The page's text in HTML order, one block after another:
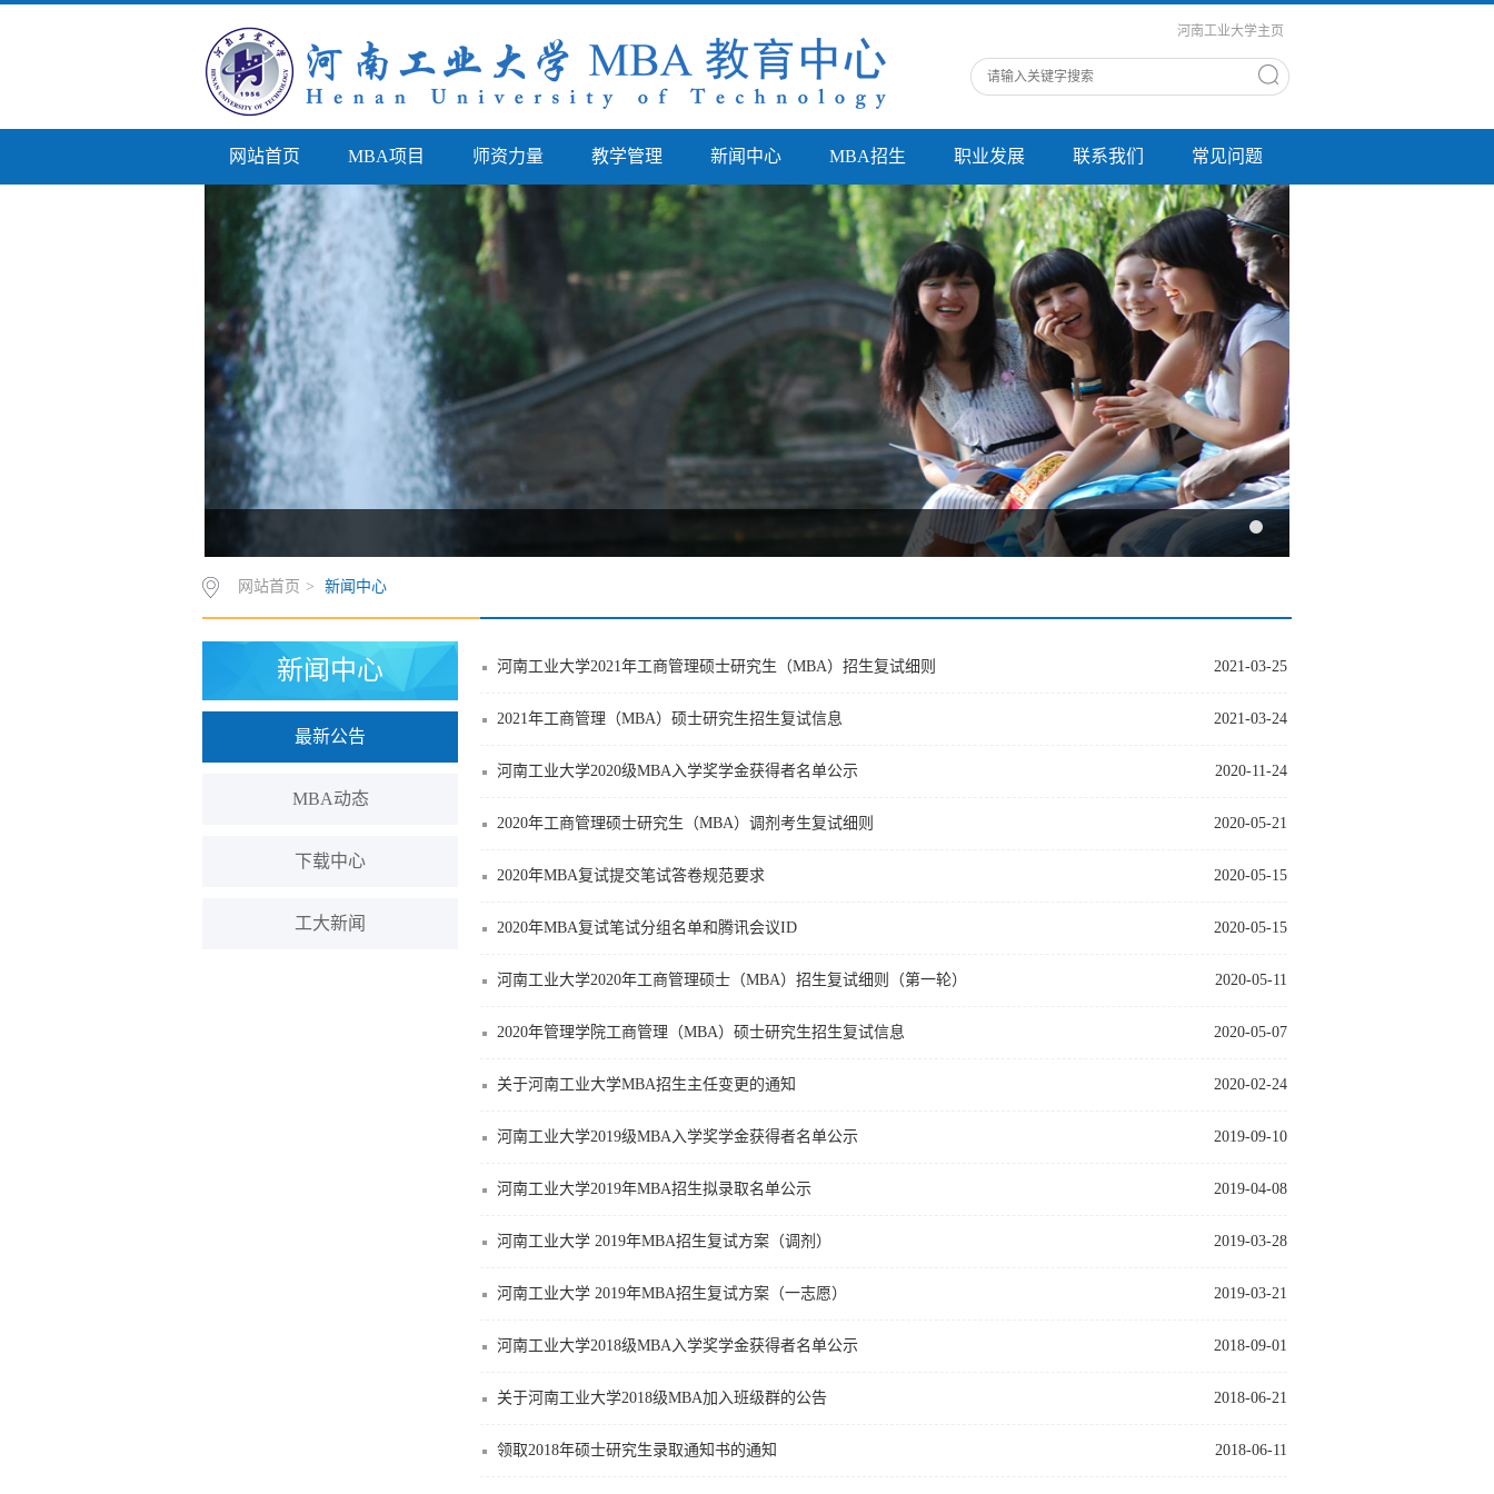
河南工业大学主页
网站首页 MBA项目 师资力量 教学管理 新闻中心 MBA招生 职业发展 联系我们 常见问题
网站首页 > 新闻中心
新闻中心
最新公告
MBA动态
下载中心
工大新闻
2021-03-25
河南工业大学2021年工商管理硕士研究生（MBA）招生复试细则
2021-03-24
2021年工商管理（MBA）硕士研究生招生复试信息
2020-11-24
河南工业大学2020级MBA入学奖学金获得者名单公示
2020-05-21
2020年工商管理硕士研究生（MBA）调剂考生复试细则
2020-05-15
2020年MBA复试提交笔试答卷规范要求
2020-05-15
2020年MBA复试笔试分组名单和腾讯会议ID
2020-05-11
河南工业大学2020年工商管理硕士（MBA）招生复试细则（第一轮）
2020-05-07
2020年管理学院工商管理（MBA）硕士研究生招生复试信息
2020-02-24
关于河南工业大学MBA招生主任变更的通知
2019-09-10
河南工业大学2019级MBA入学奖学金获得者名单公示
2019-04-08
河南工业大学2019年MBA招生拟录取名单公示
2019-03-28
河南工业大学 2019年MBA招生复试方案（调剂）
2019-03-21
河南工业大学 2019年MBA招生复试方案（一志愿）
2018-09-01
河南工业大学2018级MBA入学奖学金获得者名单公示
2018-06-21
关于河南工业大学2018级MBA加入班级群的公告
2018-06-11
领取2018年硕士研究生录取通知书的通知